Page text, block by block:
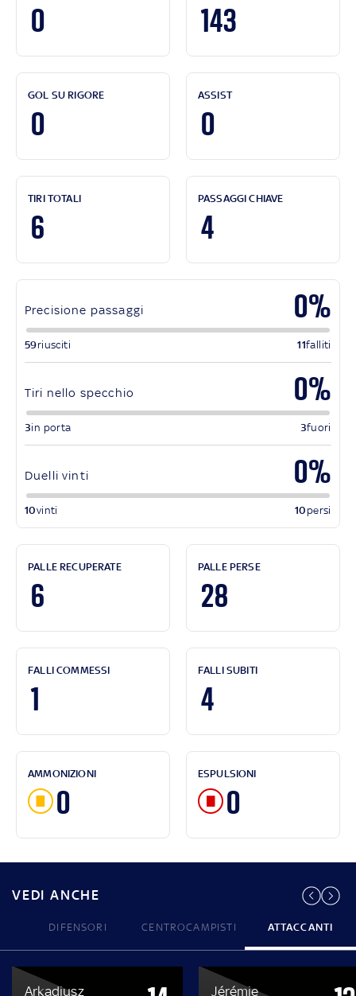
0 143
GOL SU RIGORE
0
ASSIST
0
TIRI TOTALI
6
PASSAGGI CHIAVE
4
Precisione passaggi 0%
59riusciti 11falliti
Tiri nello specchio 0%
3in porta 3fuori
Duelli vinti 0%
10vinti 10 persi
PALLE RECUPERATE
6
PALLE PERSE
28
FALLI COMMESSI
1
FALLI SUBITI
4
AMMONIZIONI
0
ESPULSIONI
0
VEDI ANCHE
DIFENSORI CENTROCAMPISTI ATTACCANTI
Arkadiusz Jérémie